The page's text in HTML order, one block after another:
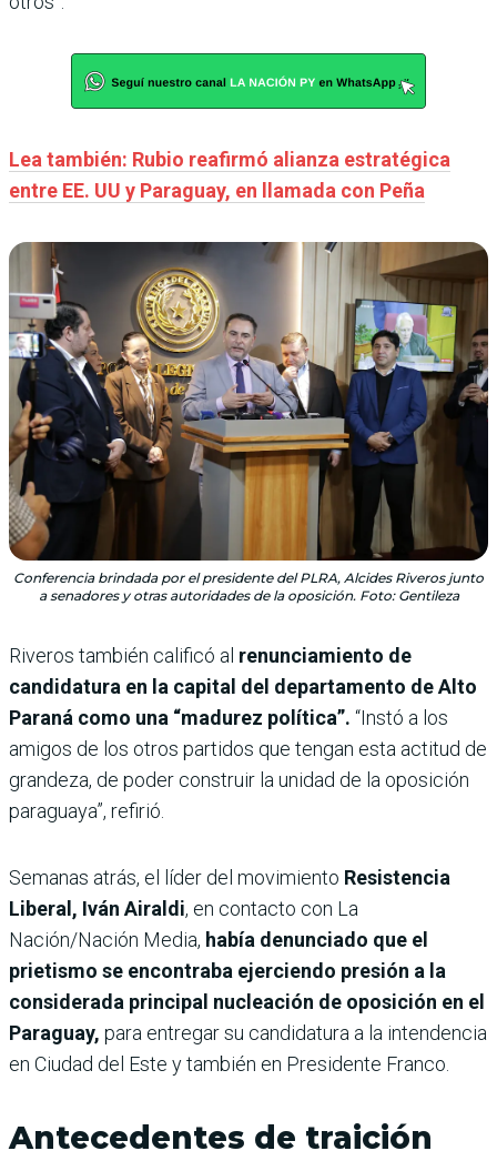
Lea también: Rubio reafirmó alianza estratégica
entre EE. UU y Paraguay, en llamada con Peña
Conferencia brindada por el presidente del PLRA, Alcides Riveros junto
a senadores y otras autoridades de la oposición. Foto: Gentileza
Riveros también calificó al renunciamiento de
candidatura en la capital del departamento de Alto
Paraná como una “madurez política”. “Instó a los
amigos de los otros partidos que tengan esta actitud de
grandeza, de poder construir la unidad de la oposición
paraguaya”, refirió.
Semanas atrás, el líder del movimiento Resistencia
Liberal, Iván Airaldi, en contacto con La
Nación/Nación Media, había denunciado que el
prietismo se encontraba ejerciendo presión a la
considerada principal nucleación de oposición en el
Paraguay, para entregar su candidatura a la intendencia
en Ciudad del Este y también en Presidente Franco.
Antecedentes de traición